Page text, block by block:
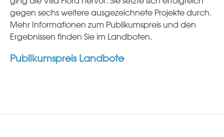
gegen sechs weitere ausgezeichnete Projekte durch.
Mehr Informationen zum Publikumspreis und den
Ergebnissen finden Sie im Landboten.
Publikumspreis Landbote